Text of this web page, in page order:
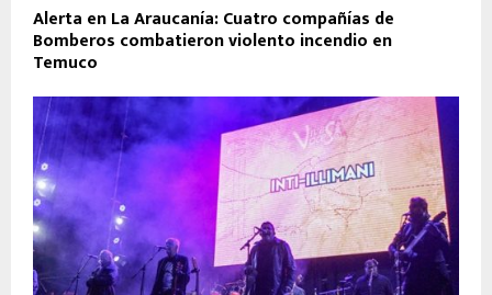
Alerta en La Araucanía: Cuatro compañías de
Bomberos combatieron violento incendio en
Temuco